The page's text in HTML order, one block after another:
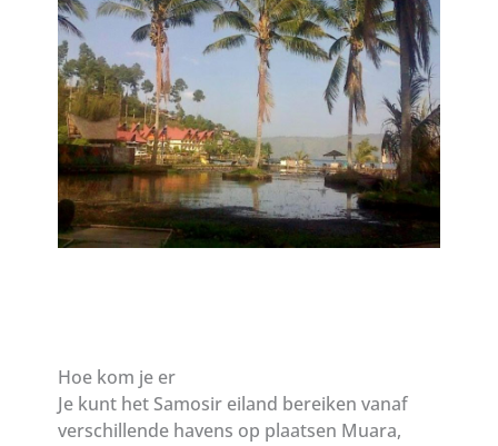
Hoe kom je er
Je kunt het Samosir eiland bereiken vanaf
verschillende havens op plaatsen Muara,